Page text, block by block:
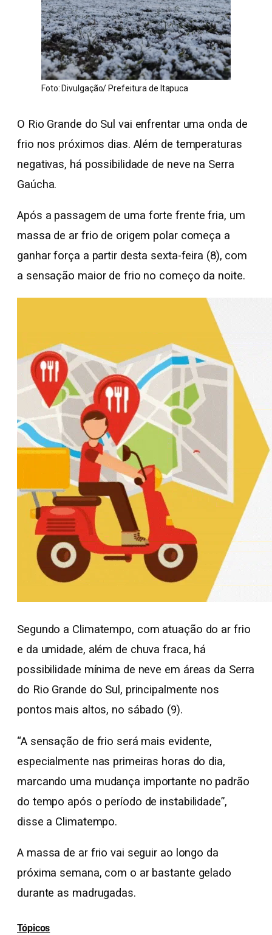
Foto: Divulgação/ Prefeitura de Itapuca
O Rio Grande do Sul vai enfrentar uma onda de
frio nos próximos dias. Além de temperaturas
negativas, há possibilidade de neve na Serra
Gaúcha.
Após a passagem de uma forte frente fria, um
massa de ar frio de origem polar começa a
ganhar força a partir desta sexta-feira (8), com
a sensação maior de frio no começo da noite.
Segundo a Climatempo, com atuação do ar frio
e da umidade, além de chuva fraca, há
possibilidade mínima de neve em áreas da Serra
do Rio Grande do Sul, principalmente nos
pontos mais altos, no sábado (9).
“A sensação de frio será mais evidente,
especialmente nas primeiras horas do dia,
marcando uma mudança importante no padrão
do tempo após o período de instabilidade”,
disse a Climatempo.
A massa de ar frio vai seguir ao longo da
próxima semana, com o ar bastante gelado
durante as madrugadas.
Tópicos